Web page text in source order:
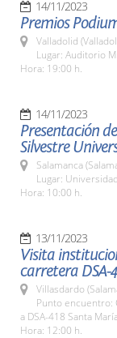
14/11/2023
Premios
Valladolid
Lugar: Auditorio
Hora: 19:00 h.
14/11/2023
Presentación
Silvestre
Salamanca
Lugar:
Hora: 10:00 h.
13/11/2023
Visita
carretera DSA-
Villasdardo
Punto encuentro:
a DSA-418 Santa
Hora: 12:00 h.